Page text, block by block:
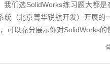
我们选SolidWorks练习题大都
（北京菁华锐航开发）开展的
可以充分展示你对SolidWorks的